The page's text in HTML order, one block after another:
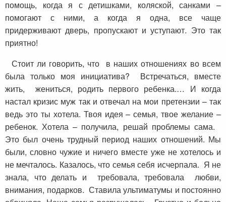
помощь, когда я с детишками, коляской, санками –
помогают с ними, а когда я одна, все чаще
придерживают дверь, пропускают и уступают. Это так
приятно!
Стоит ли говорить, что в наших отношениях во всем
была только моя инициатива? Встречаться, вместе
жить, жениться, родить первого ребенка.… И когда
настал кризис муж так и отвечал на мои претензии – так
ведь это ты хотела. Твоя идея – семья, твое желание –
ребенок. Хотела – получила, решай проблемы сама.
Это был очень трудный период наших отношений. Мы
были, словно чужие и ничего вместе уже не хотелось и
не мечталось. Казалось, что семья себя исчерпала. Я не
знала, что делать и требовала, требовала любви,
внимания, подарков. Ставила ультиматумы и постоянно